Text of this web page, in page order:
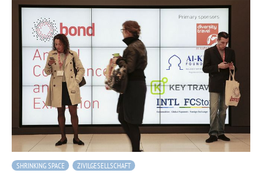
SHRINKING SPACE ZIVILGESELLSCHAFT